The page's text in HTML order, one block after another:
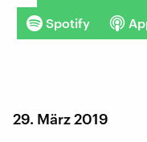
Spotify
29. März 2019